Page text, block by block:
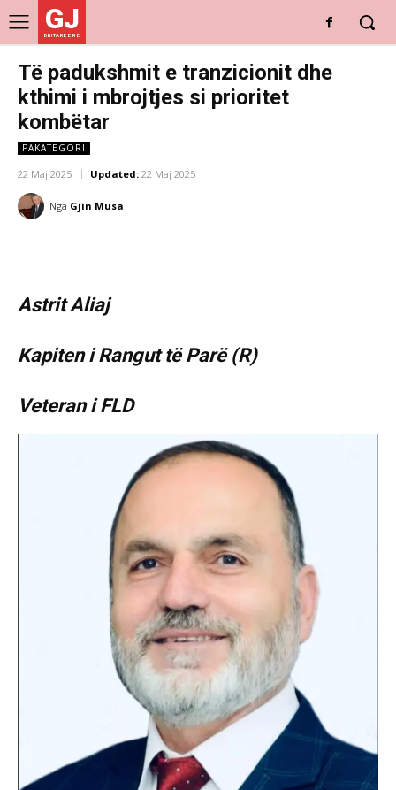
GJ
DRITARE E RE
Të padukshmit e tranzicionit dhe
kthimi i mbrojtjes si prioritet
kombëtar
PAKATEGORI
22 Maj 2025 Updated: 22 Maj 2025
Nga Gjin Musa
Astrit Aliaj
Kapiten i Rangut të Parë (R)
Veteran i FLD